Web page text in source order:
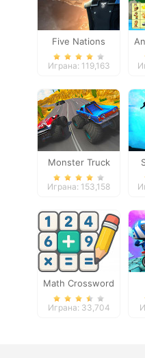
Five Nations
Играна: 119,163
Monster Truck
Extreme Racing
Играна: 153,158
Math Crossword
Puzzle - Genius
Играна: 33,704